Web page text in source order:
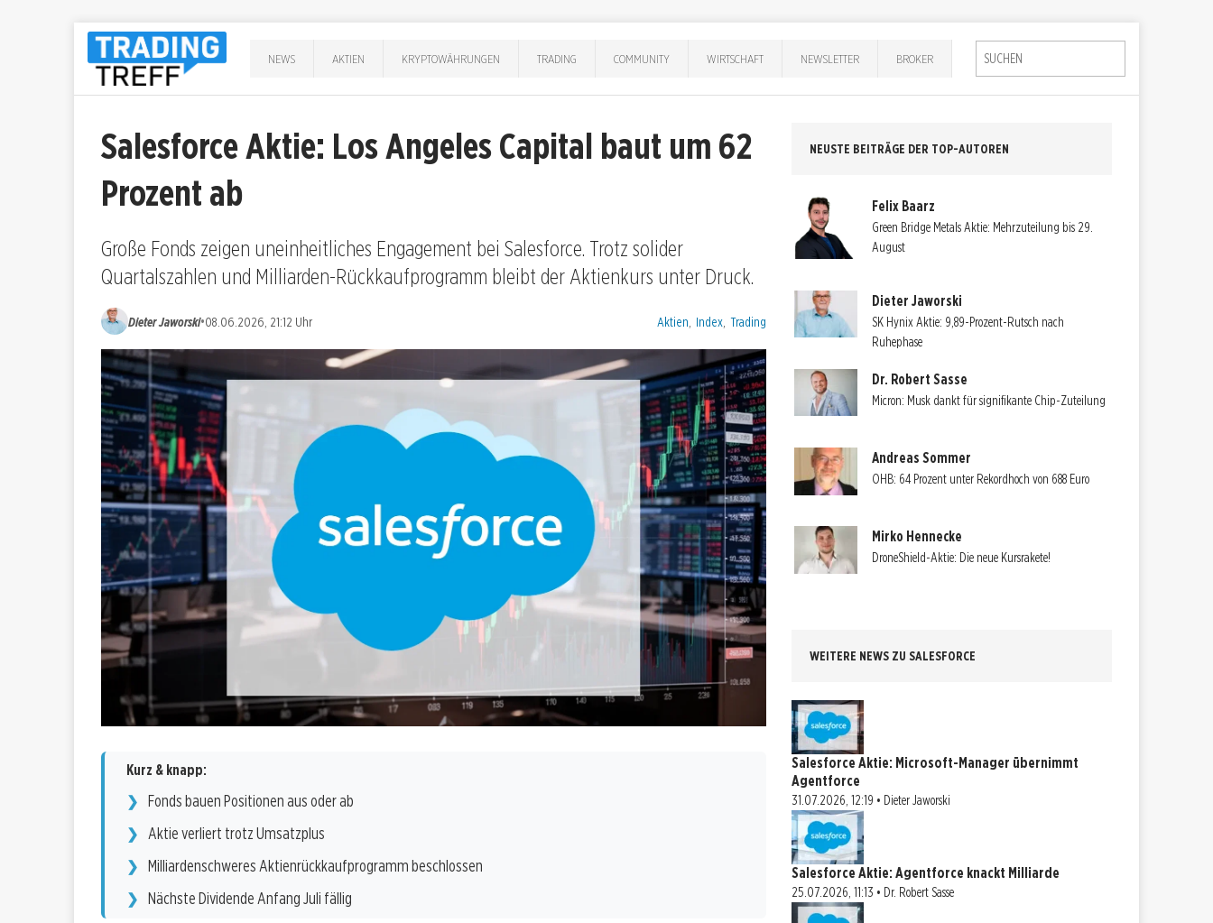
NEWS AKTIEN KRYPTOWÄHRUNGEN TRADING COMMUNITY WIRTSCHAFT NEWSLETTER BROKER
Salesforce Aktie: Los Angeles Capital baut um 62
Prozent ab
Große Fonds zeigen uneinheitliches Engagement bei Salesforce. Trotz solider
Quartalszahlen und Milliarden-Rückkaufprogramm bleibt der Aktienkurs unter Druck.
Dieter Jaworski•08.06.2026, 21:12 Uhr Kategorien:
Aktien Index Trading
Kurz & knapp:
Fonds bauen Positionen aus oder ab
Aktie verliert trotz Umsatzplus
Milliardenschweres Aktienrückkaufprogramm beschlossen
Nächste Dividende Anfang Juli fällig
NEUSTE BEITRÄGE DER TOP-AUTOREN
Felix Baarz
Green Bridge Metals Aktie: Mehrzuteilung bis 29.
August
Dieter Jaworski
SK Hynix Aktie: 9,89-Prozent-Rutsch nach
Ruhephase
Dr. Robert Sasse
Micron: Musk dankt für signifikante Chip-Zuteilung
Andreas Sommer
OHB: 64 Prozent unter Rekordhoch von 688 Euro
Mirko Hennecke
DroneShield-Aktie: Die neue Kursrakete!
WEITERE NEWS ZU SALESFORCE
Salesforce Aktie: Microsoft-Manager übernimmt
Agentforce
31.07.2026, 12:19 • Dieter Jaworski
Salesforce Aktie: Agentforce knackt Milliarde
25.07.2026, 11:13 • Dr. Robert Sasse